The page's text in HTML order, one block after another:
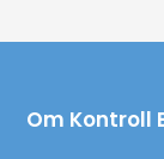
Om Kontroll